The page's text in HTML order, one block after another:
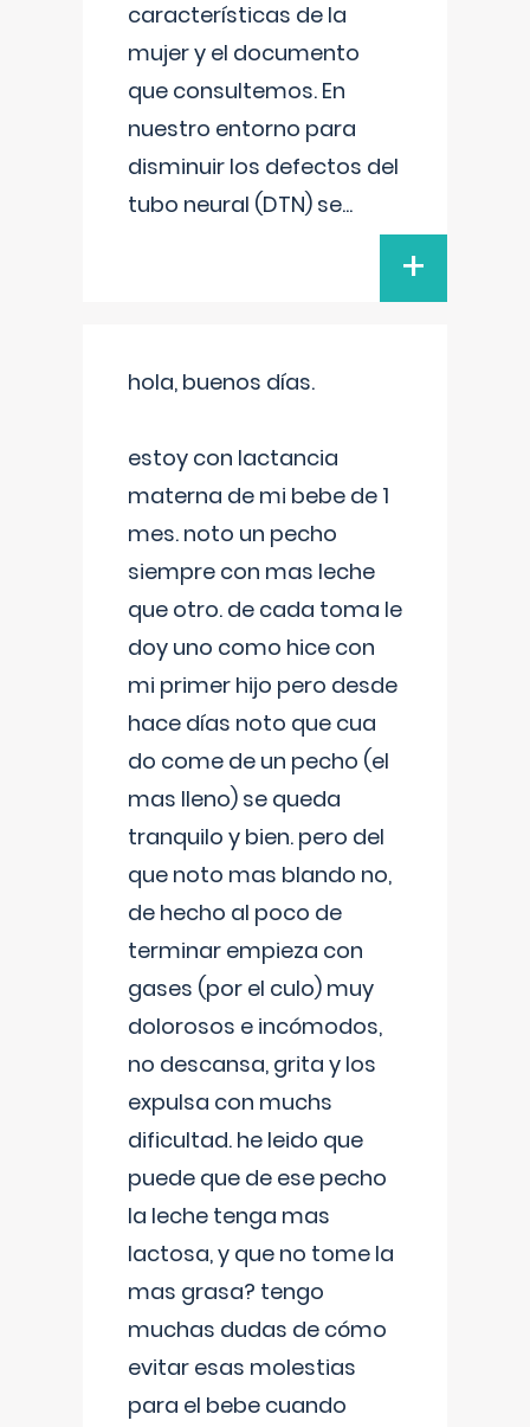
características de la
mujer y el documento
que consultemos. En
nuestro entorno para
disminuir los defectos del
tubo neural (DTN) se...
+
hola, buenos días.
estoy con lactancia
materna de mi bebe de 1
mes. noto un pecho
siempre con mas leche
que otro. de cada toma le
doy uno como hice con
mi primer hijo pero desde
hace días noto que cua
do come de un pecho (el
mas lleno) se queda
tranquilo y bien. pero del
que noto mas blando no,
de hecho al poco de
terminar empieza con
gases (por el culo) muy
dolorosos e incómodos,
no descansa, grita y los
expulsa con muchs
dificultad. he leido que
puede que de ese pecho
la leche tenga mas
lactosa, y que no tome la
mas grasa? tengo
muchas dudas de cómo
evitar esas molestias
para el bebe cuando